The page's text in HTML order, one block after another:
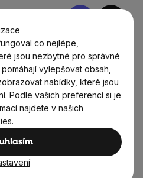
co nejlépe,
jsou nezbytné pro správné
vylepšovat obsah,
nabídky, které jsou
Podle vašich preferencí si je
najdete v našich
.
Nákupní
o tělo
tea tree olej, 10 ml
pleť a ošetření drobných